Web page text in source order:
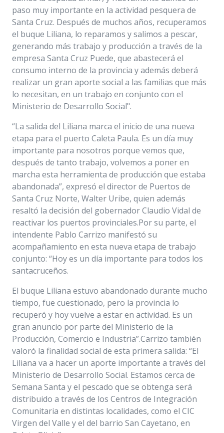
paso muy importante en la actividad pesquera de
Santa Cruz. Después de muchos años, recuperamos
el buque Liliana, lo reparamos y salimos a pescar,
generando más trabajo y producción a través de la
empresa Santa Cruz Puede, que abastecerá el
consumo interno de la provincia y además deberá
realizar un gran aporte social a las familias que más
lo necesitan, en un trabajo en conjunto con el
Ministerio de Desarrollo Social".
“La salida del Liliana marca el inicio de una nueva
etapa para el puerto Caleta Paula. Es un día muy
importante para nosotros porque vemos que,
después de tanto trabajo, volvemos a poner en
marcha esta herramienta de producción que estaba
abandonada”, expresó el director de Puertos de
Santa Cruz Norte, Walter Uribe, quien además
resaltó la decisión del gobernador Claudio Vidal de
reactivar los puertos provinciales.Por su parte, el
intendente Pablo Carrizo manifestó su
acompañamiento en esta nueva etapa de trabajo
conjunto: “Hoy es un día importante para todos los
santacruceños.
El buque Liliana estuvo abandonado durante mucho
tiempo, fue cuestionado, pero la provincia lo
recuperó y hoy vuelve a estar en actividad. Es un
gran anuncio por parte del Ministerio de la
Producción, Comercio e Industria”.Carrizo también
valoró la finalidad social de esta primera salida: “El
Liliana va a hacer un aporte importante a través del
Ministerio de Desarrollo Social. Estamos cerca de
Semana Santa y el pescado que se obtenga será
distribuido a través de los Centros de Integración
Comunitaria en distintas localidades, como el CIC
Virgen del Valle y el del barrio San Cayetano, en